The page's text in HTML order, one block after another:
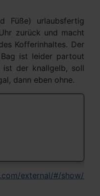
Füße) urlaubsfertig
zurück und macht
Kofferinhaltes. Der
ist leider partout
ist der knallgelb, soll
dann eben ohne.
external/#/show/